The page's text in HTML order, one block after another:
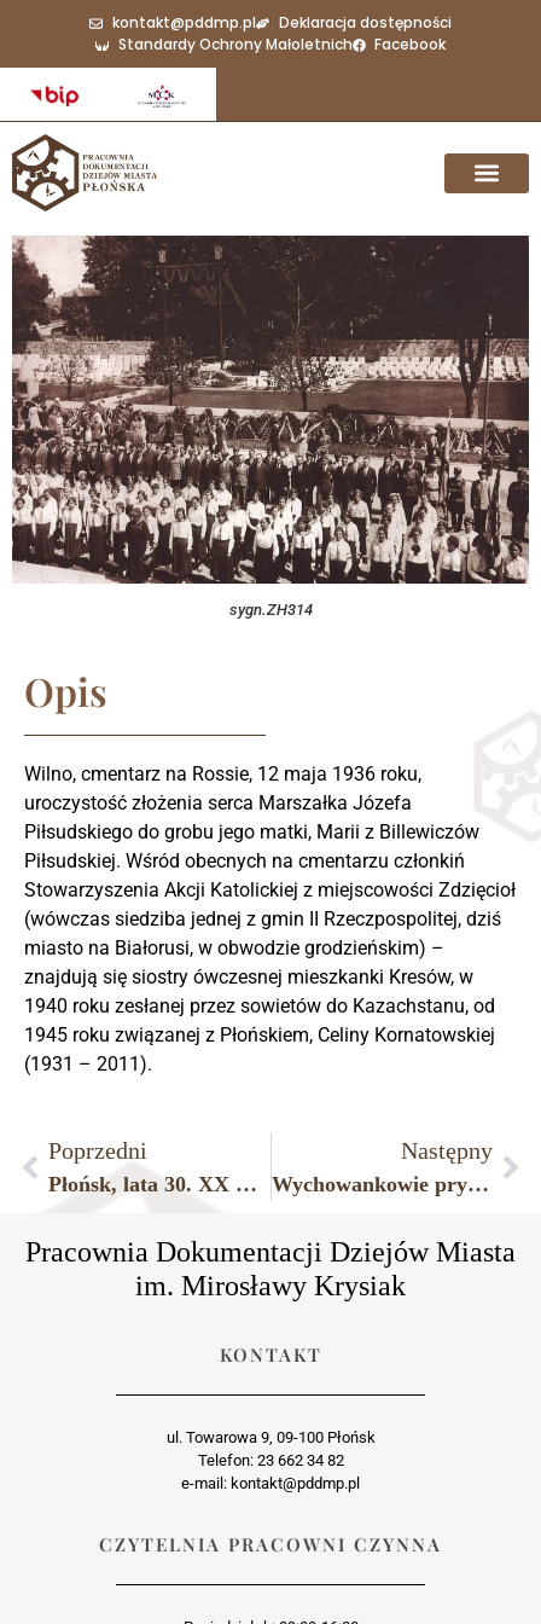
kontakt@pddmp.pl
Deklaracja dostępności
Standardy Ochrony Małoletnich
Facebook
sygn.ZH314
Opis
Wilno, cmentarz na Rossie, 12 maja 1936 roku,
uroczystość złożenia serca Marszałka Józefa
Piłsudskiego do grobu jego matki, Marii z Billewiczów
Piłsudskiej. Wśród obecnych na cmentarzu członkiń
Stowarzyszenia Akcji Katolickiej z miejscowości Zdzięcioł
(wówczas siedziba jednej z gmin II Rzeczpospolitej, dziś
miasto na Białorusi, w obwodzie grodzieńskim) –
znajdują się siostry ówczesnej mieszkanki Kresów, w
1940 roku zesłanej przez sowietów do Kazachstanu, od
1945 roku związanej z Płońskiem, Celiny Kornatowskiej
(1931 – 2011).
Poprzedni
Płońsk, lata 30. XX wieku.
Następny
Wychowankowie prywatnego przedszkola przy ulicy Kolejowej w Płońsku, 1932 r.
Pracownia Dokumentacji Dziejów Miasta
im. Mirosławy Krysiak
KONTAKT
ul. Towarowa 9, 09-100 Płońsk
Telefon: 23 662 34 82
e-mail: kontakt@pddmp.pl
CZYTELNIA PRACOWNI CZYNNA